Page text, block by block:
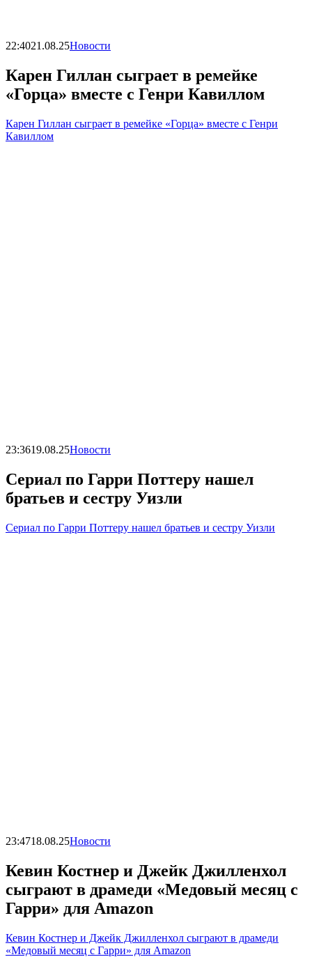
22:4021.08.25Новости
Карен Гиллан сыграет в ремейке
«Горца» вместе с Генри Кавиллом
Карен Гиллан сыграет в ремейке «Горца» вместе с Генри
Кавиллом
23:3619.08.25Новости
Сериал по Гарри Поттеру нашел
братьев и сестру Уизли
Сериал по Гарри Поттеру нашел братьев и сестру Уизли
23:4718.08.25Новости
Кевин Костнер и Джейк Джилленхол
сыграют в драмеди «Медовый месяц с
Гарри» для Amazon
Кевин Костнер и Джейк Джилленхол сыграют в драмеди
«Медовый месяц с Гарри» для Amazon